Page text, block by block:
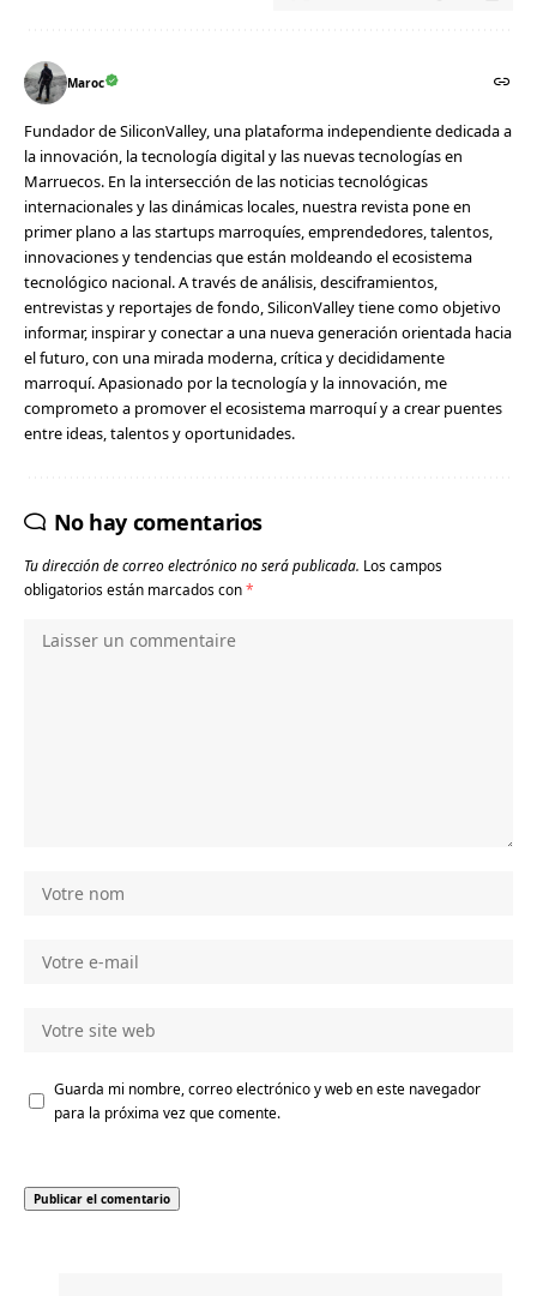
Maroc
Fundador de SiliconValley, una plataforma independiente dedicada a
la innovación, la tecnología digital y las nuevas tecnologías en
Marruecos. En la intersección de las noticias tecnológicas
internacionales y las dinámicas locales, nuestra revista pone en
primer plano a las startups marroquíes, emprendedores, talentos,
innovaciones y tendencias que están moldeando el ecosistema
tecnológico nacional. A través de análisis, desciframientos,
entrevistas y reportajes de fondo, SiliconValley tiene como objetivo
informar, inspirar y conectar a una nueva generación orientada hacia
el futuro, con una mirada moderna, crítica y decididamente
marroquí. Apasionado por la tecnología y la innovación, me
comprometo a promover el ecosistema marroquí y a crear puentes
entre ideas, talentos y oportunidades.
No hay comentarios
Tu dirección de correo electrónico no será publicada. Los campos
obligatorios están marcados con*
Guarda mi nombre, correo electrónico y web en este navegador
para la próxima vez que comente.